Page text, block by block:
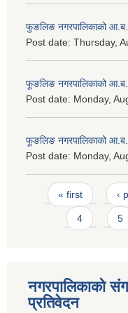
फुङलिङ नगरपालिकाको
Post date: Thursday,
फूङलिङ नगरपालिकाको
Post date: Monday,
फूङलिङ नगरपालिकाको
Post date: Monday,
Pages
« first ‹
4 5
नगरपालिकाको
प्रतिवेदन